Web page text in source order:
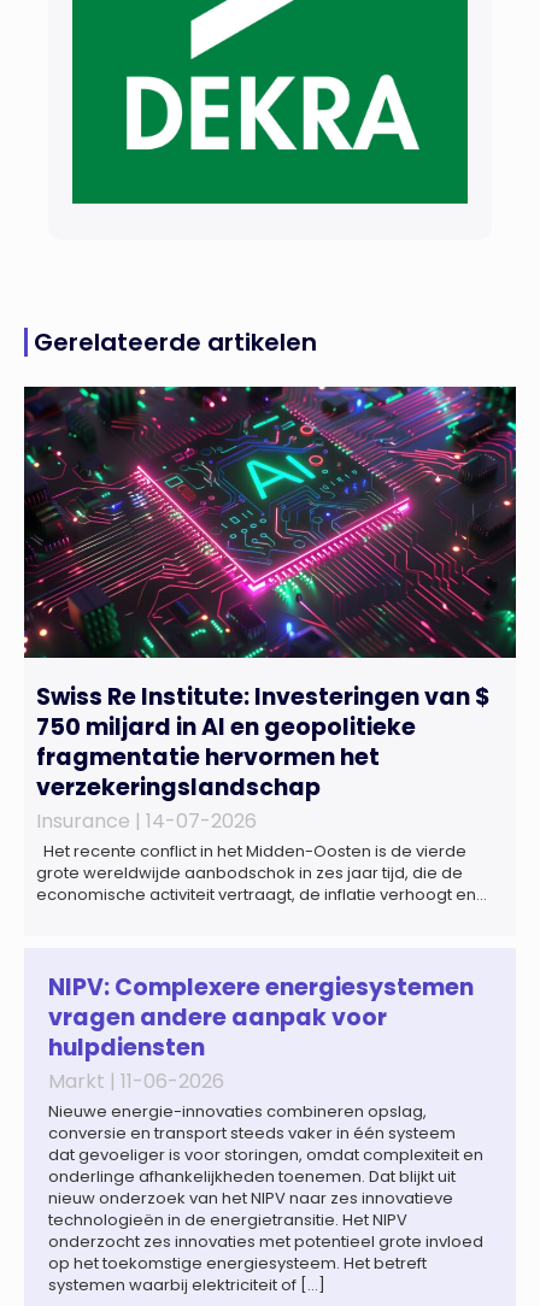
Gerelateerde artikelen
Swiss Re Institute: Investeringen van $
750 miljard in AI en geopolitieke
fragmentatie hervormen het
verzekeringslandschap
Insurance | 14-07-2026
Het recente conflict in het Midden-Oosten is de vierde
grote wereldwijde aanbodschok in zes jaar tijd, die de
economische activiteit vertraagt, de inflatie verhoogt en
wereldwijd naar verwachting afnemen tot 1,3% in reële
termen in […]
NIPV: Complexere energiesystemen
vragen andere aanpak voor
hulpdiensten
Markt | 11-06-2026
Nieuwe energie-innovaties combineren opslag,
conversie en transport steeds vaker in één systeem
dat gevoeliger is voor storingen, omdat complexiteit en
onderlinge afhankelijkheden toenemen. Dat blijkt uit
nieuw onderzoek van het NIPV naar zes innovatieve
technologieën in de energietransitie. Het NIPV
onderzocht zes innovaties met potentieel grote invloed
op het toekomstige energiesysteem. Het betreft
systemen waarbij elektriciteit of […]